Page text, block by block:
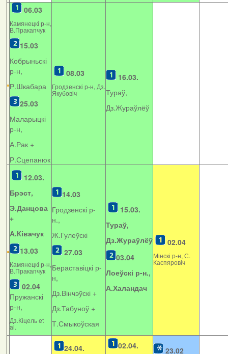
06.03
Камянецкі р-н,
В.Пракапчук
15.03
Кобрыньскі
р-н,
Р.Шкабара
25.03
Маларыцкі
р-н,
А.Рак +
Р.Сцепанюк
08.03
Гродзенскі р-н, Дз.
Якубовіч
16.03.
Тураў,
Дз.Жураўлёў
12.03.
Брэст,
Э.Данцова
+
А.Ківачук
13.03
Камянецкі р-н,
В.Пракапчук
02.04
Пружанскі
р-н,
Дз.Кіцель et
al.
14.03
Гродзенскі р-
н.,
Ж.Гулеўскі
27.03
Бераставіцкі р-
н,
Дз.Вінчэўскі +
Дз.Табуноў +
Т.Смыкоўская
15.03.
Тураў,
Дз.Жураўлёў
03.04
Лоеўскі р-н.,
А.Халандач
02.04
Мінскі р-н, С.
Каспяровіч
24.04.
02.04.
23.02